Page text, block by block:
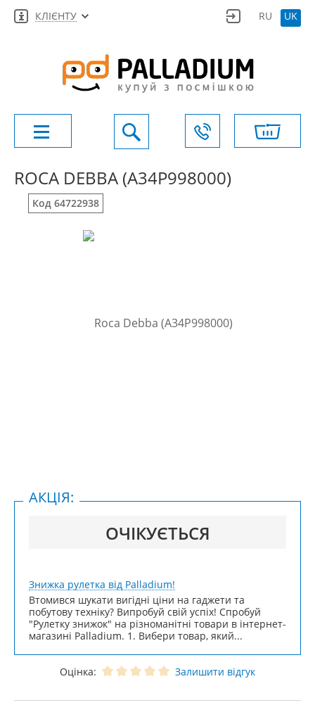
КЛІЄНТУ RU UK
ROCA DEBBA (A34P998000)
Код 64722938
ОЧІКУЄТЬСЯ
АКЦІЯ:
Знижка рулетка від Palladium!
Втомився шукати вигідні ціни на гаджети та
побутову техніку? Випробуй свій успіх! Спробуй
"Рулетку знижок" на різноманітні товари в інтернет-
магазині Palladium. 1. Вибери товар, який...
Оцінка: Залишити відгук